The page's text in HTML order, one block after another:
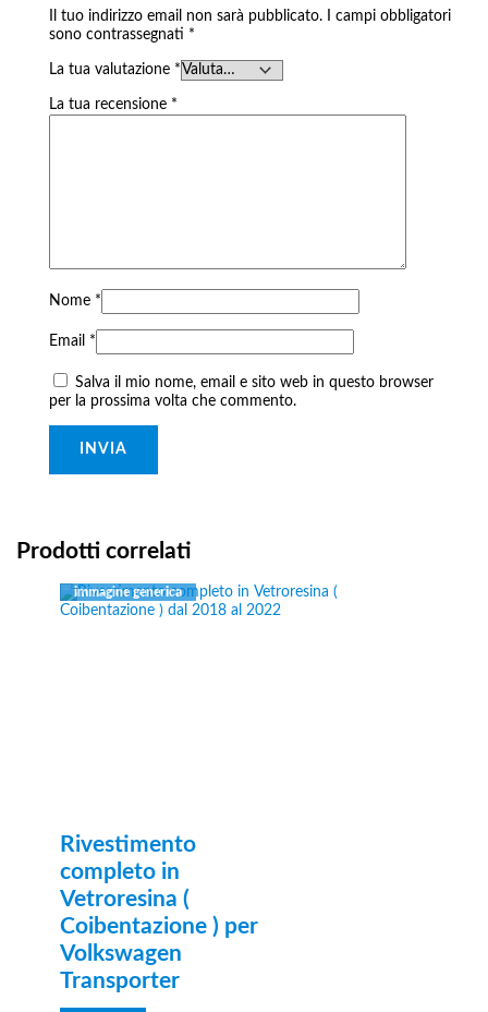
Il tuo indirizzo email non sarà pubblicato.
I campi obbligatori
sono contrassegnati *
La tua valutazione *
La tua recensione *
Nome *
Email *
Salva il mio nome, email e sito web in questo browser
per la prossima volta che commento.
Prodotti correlati
Rivestimento
completo in
Vetroresina (
Coibentazione ) per
Volkswagen
Transporter